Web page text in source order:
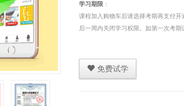
学习期限 ：
课程加入购物车后请选择考期再支付
后一周内关闭学习权限。如第一次考期
免费试学